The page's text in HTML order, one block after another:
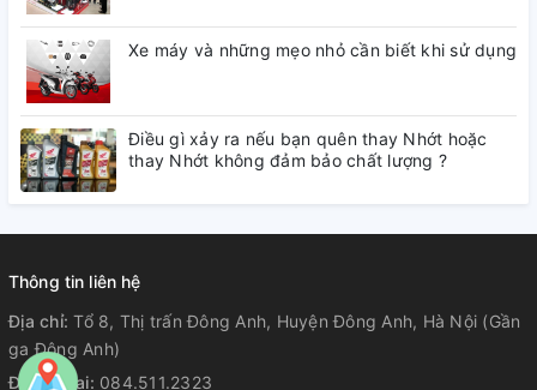
Xe máy và những mẹo nhỏ cần biết khi sử dụng
Điều gì xảy ra nếu bạn quên thay Nhớt hoặc
thay Nhớt không đảm bảo chất lượng ?
Thông tin liên hệ
Địa chỉ:Tổ 8, Thị trấn Đông Anh, Huyện Đông Anh, Hà Nội (Gần
ga Đông Anh)
Điện thoại: 084.511.2323